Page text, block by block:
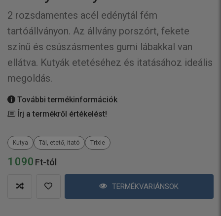
1 090 Ft-tól
TERMÉKVARIÁNSOK
2 rozsdamentes acél edénytál fém
tartóállványon. Az állvány porszórt, fekete
színű és csúszásmentes gumi lábakkal van
ellátva. Kutyák etetéséhez és itatásához ideális
megoldás.
További termékinformációk
Írj a termékről értékelést!
Kutya Tál, etető, itató Trixie